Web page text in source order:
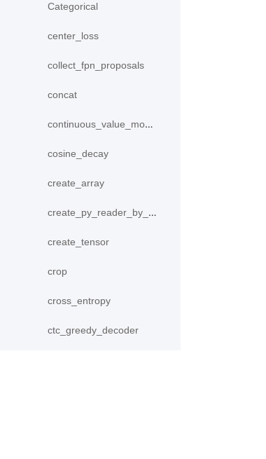
Categorical
center_loss
collect_fpn_proposals
concat
continuous_value_model
cosine_decay
create_array
create_py_reader_by_data
create_tensor
crop
cross_entropy
ctc_greedy_decoder